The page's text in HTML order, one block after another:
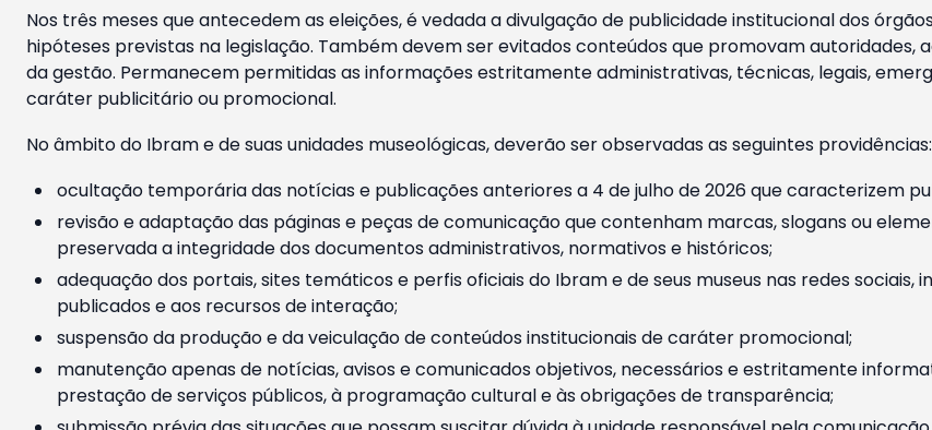
Nos três meses que antecedem as eleições, é vedada a divulgação de publicidade institucional dos
hipóteses previstas na legislação. Também devem ser evitados conteúdos que promovam autoridades,
da gestão. Permanecem permitidas as informações estritamente administrativas, técnicas, legais,
caráter publicitário ou promocional.
No âmbito do Ibram e de suas unidades museológicas, deverão ser observadas as seguintes providências:
ocultação temporária das notícias e publicações anteriores a 4 de julho de 2026 que caracterizem
revisão e adaptação das páginas e peças de comunicação que contenham marcas, slogans ou
preservada a integridade dos documentos administrativos, normativos e históricos;
adequação dos portais, sites temáticos e perfis oficiais do Ibram e de seus museus nas redes sociais,
publicados e aos recursos de interação;
suspensão da produção e da veiculação de conteúdos institucionais de caráter promocional;
manutenção apenas de notícias, avisos e comunicados objetivos, necessários e estritamente
prestação de serviços públicos, à programação cultural e às obrigações de transparência;